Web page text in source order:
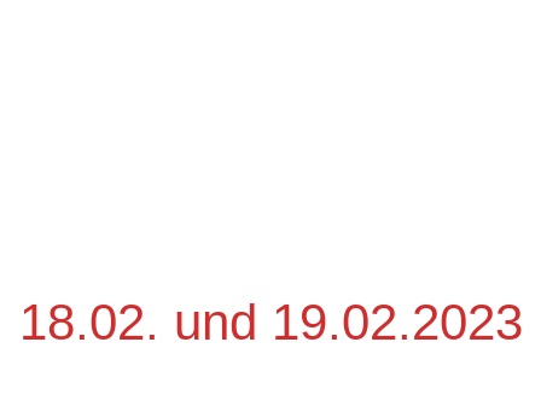
18.02. und 19.02.2023